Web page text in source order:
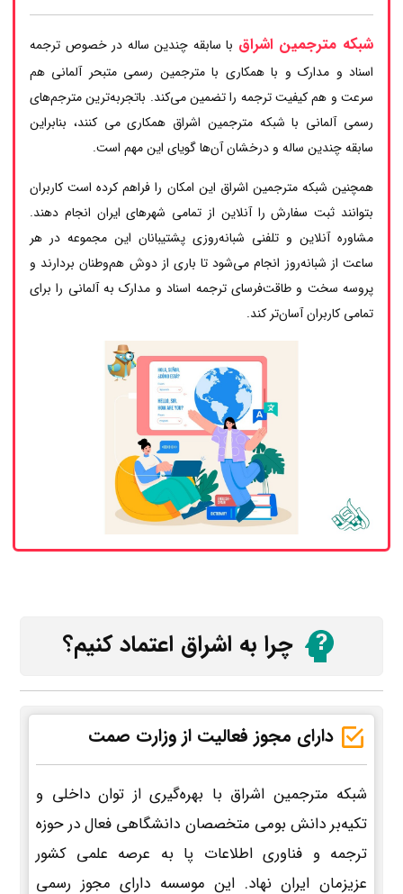
شبکه مترجمین اشراق با سابقه چندین ساله در خصوص ترجمه
اسناد و مدارک و با همکاری با مترجمین رسمی متبحر آلمانی هم
سرعت و هم کیفیت ترجمه را تضمین می‌کند. باتجربه‌ترین مترجم‌های
رسمی آلمانی با شبکه مترجمین اشراق همکاری می کنند، بنابراین
سابقه چندین ساله و درخشان آن‌ها گویای این مهم است.
همچنین شبکه مترجمین اشراق این امکان را فراهم کرده است کاربران
بتوانند ثبت سفارش را آنلاین از تمامی شهرهای ایران انجام دهند.
مشاوره آنلاین و تلفنی شبانه‌روزی پشتیبانان این مجموعه در هر
ساعت از شبانه‌روز انجام می‌شود تا باری از دوش هم‌وطنان بردارند و
پروسه سخت و طاقت‌فرسای ترجمه اسناد و مدارک به آلمانی را برای
تمامی کاربران آسان‌تر کند.
چرا به اشراق اعتماد کنیم؟
دارای مجوز فعالیت از وزارت صمت
شبکه مترجمین اشراق با بهره‌گیری از توان داخلی و
تکیه‌بر دانش بومی متخصصان دانشگاهی فعال در حوزه
ترجمه و فناوری اطلاعات پا به عرصه علمی کشور
عزیزمان ایران نهاد. این موسسه دارای مجوز رسمی